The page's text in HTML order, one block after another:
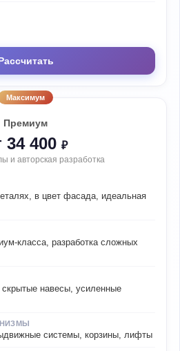
Максимум
Премиум
34 400 ₽
и авторская разработка
в цвет фасада, идеальная
класса, разработка сложных
скрытые навесы, усиленные
системы, корзины, лифты